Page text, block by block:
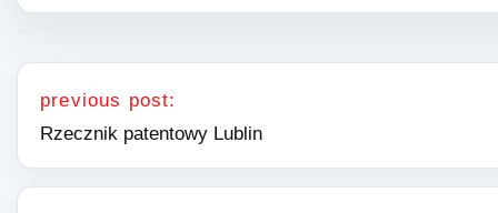
Nawigacja wpisu
previous post:
Rzecznik patentowy Lublin